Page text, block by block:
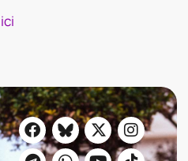
ici